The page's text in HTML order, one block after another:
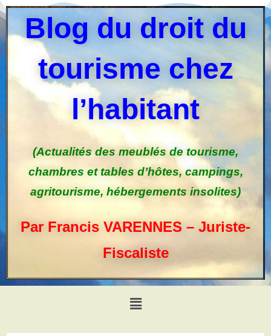
Blog du droit du
tourisme chez
l’habitant
(Actualités des meublés de tourisme,
chambres et tables d’hôtes, campings,
agritourisme, hébergements insolites)
Par Francis VARENNES – Juriste-
Fiscaliste